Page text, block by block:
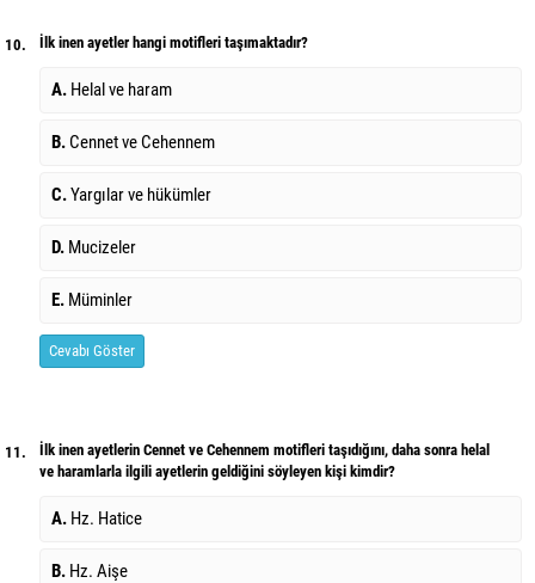
10. İlk inen ayetler hangi motifleri taşımaktadır?
A. Helal ve haram
B.Cennet ve Cehennem
C.Yargılar ve hükümler
D. Mucizeler
E. Müminler
Cevabı Göster
11.
İlk inen ayetlerin Cennet ve Cehennem motifleri taşıdığını, daha sonra helal
ve haramlarla ilgili ayetlerin geldiğini söyleyen kişi kimdir?
A. Hz. Hatice
B. Hz. Aişe